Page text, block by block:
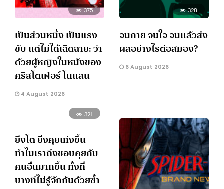
375
เป็นส่วนหนึ่ง เป็นแรง
ขับ แต่ไม่ได้เฉิดฉาย: ว่า
ด้วยผู้หญิงในหนังของ
คริสโตเฟอร์ โนแลน
4 August 2026
328
จนกาย จนใจ จนแล้วส่ง
ผลอย่างไรต่อสมอง?
6 August 2026
321
ยิ่งโต ยิ่งคุยเก่งขึ้น
ทำไมเราถึงชอบคุยกับ
คนอื่นมากขึ้น ทั้งที่
บางทีไม่รู้จักกันด้วยซ้ำ